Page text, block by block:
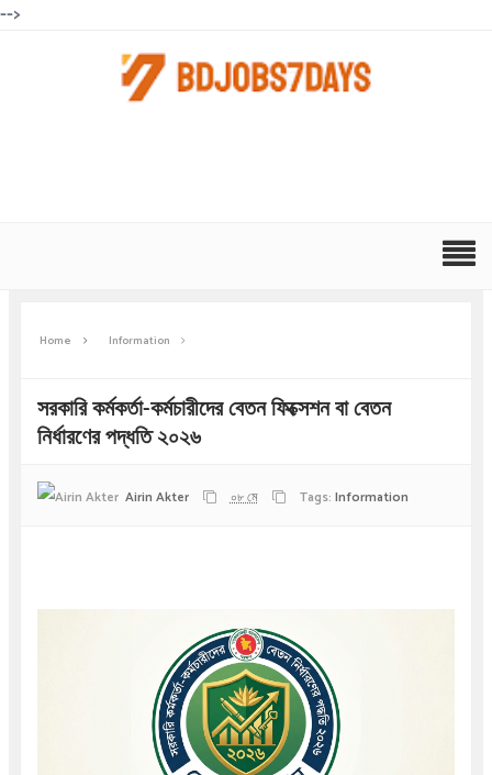
-->
Home Information
সরকারি কর্মকর্তা-কর্মচারীদের বেতন ফিক্সেশন বা বেতন
নির্ধারণের পদ্ধতি ২০২৬
Airin Akter ০৮ মে Tags: Information